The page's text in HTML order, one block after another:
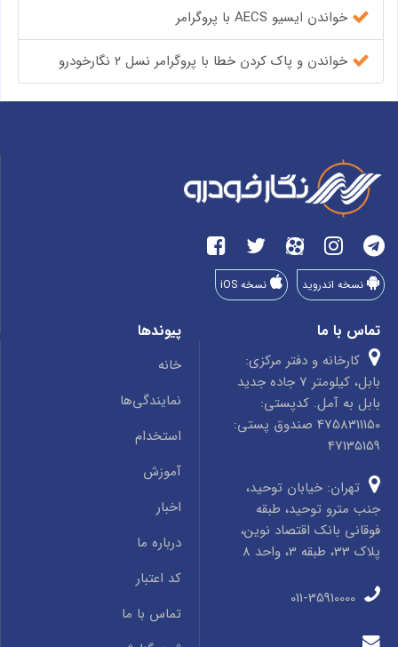
خواندن ایسیو AECS با پروگرامر
خواندن و پاک کردن خطا با پروگرامر نسل ۲ نگارخودرو
نسخه اندروید نسخه iOS
تماس با ما
کارخانه و دفتر مرکزی:
بابل، کیلومتر 7 جاده جدید
بابل به آمل. کدپستی:
4758311150 صندوق پستی:
47135159
تهران: خیابان توحید،
جنب مترو توحید، طبقه
فوقانی بانک اقتصاد نوین،
پلاک 33، طبقه 3، واحد 8
پیوندها
خانه
نمایندگی‌ها
استخدام
آموزش
اخبار
درباره ما
کد اعتبار
تماس با ما